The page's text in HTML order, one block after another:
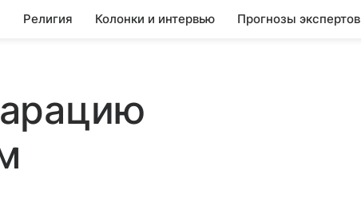
Религия Колонки и интервью Прогнозы экспертов